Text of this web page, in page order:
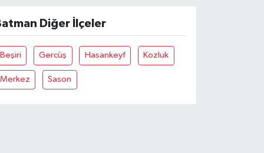
Diğer İlçeler
Beşiri Gercüş Hasankeyf Kozluk
Merkez Sason